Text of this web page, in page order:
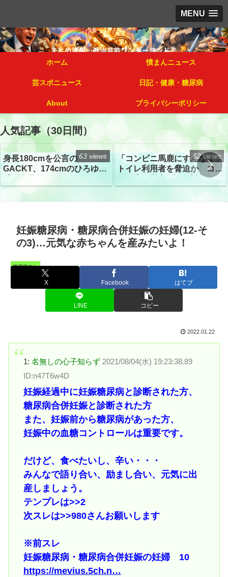
MENU
ホーム 憤まんニュース
芸スポニュース 日記・健康・糖尿病
About プライバシーポリシー
人気記事（30日間）
身長180cmを公言の
GACKT、174cmのひろゆき
トざわつき イベントでの写
真が話題
63 views
「コンビニ馬鹿にすんなよ」
トイレ利用者を脅迫か コン
52 views
妊娠糖尿病・糖尿病合併妊娠の妊婦(12-そ
の3)…元気な赤ちゃんを産みたいよ！
糖尿病スレ
X Facebook はてブ
LINE コピー
2022.01.22
1: 名無しの心子知らず 2021/08/04(水) 19:23:38.89
ID:n47T6w4D
妊娠経過中に妊娠糖尿病と診断された方、
糖尿病合併妊娠と診断された方
また、妊娠前から糖尿病があった方、
妊娠中の血糖コントロールは重要です。
だけど、食べたいし、辛い・・・
みんなで語り合い、励まし合い、元気に出
産しましょう。
テンプレは>>2
次スレは>>980さんお願いします
※前スレ
妊娠糖尿病・糖尿病合併妊娠の妊婦 10
https://mevius.5ch.n…